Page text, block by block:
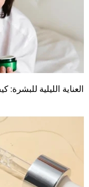
العناية الليلية